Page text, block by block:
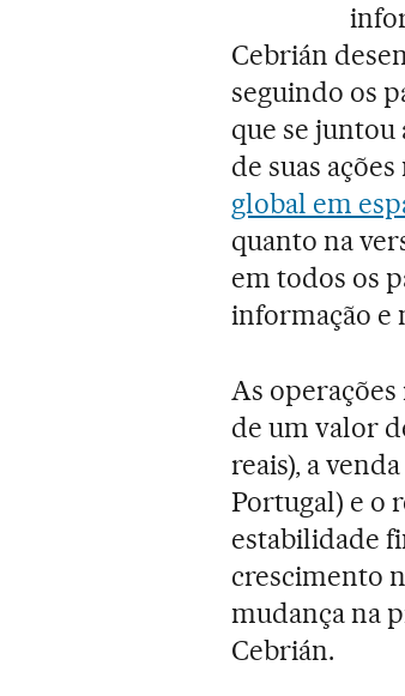
Cebrián
seguindo os
que se juntou
de suas
global em
quanto na
em todos os
informação e
As
de um valor
reais), a
Portugal) e o
estabilidade
crescimento
mudança na
Cebrián.